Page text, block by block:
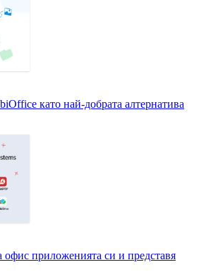
като най-добрата алтернатива
офис приложенията си и представя